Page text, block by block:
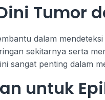
Tumor
dalam
sekitarnya serta
sangat penting dalam
untuk